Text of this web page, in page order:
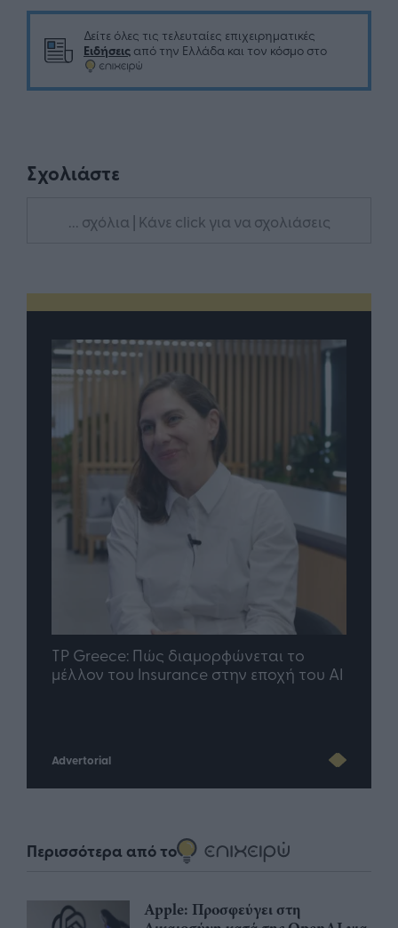
Δείτε όλες τις τελευταίες επιχειρηματικές
Ειδήσεις από την Ελλάδα και τον κόσμο στο
Σχολιάστε
... σχόλια | Κάνε click για να σχολιάσεις
TP Greece: Πώς διαμορφώνεται το
μέλλον του Insurance στην εποχή του AI
Advertorial
Περισσότερα από το
Apple: Προσφεύγει στη